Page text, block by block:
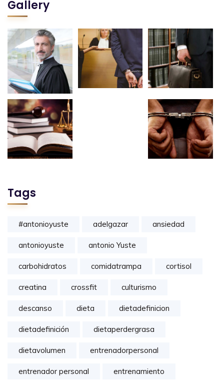
Gallery
Tags
#antonioyuste adelgazar ansiedad
antonioyuste antonio Yuste
carbohidratos comidatrampa cortisol
creatina crossfit culturismo
descanso dieta dietadefinicion
dietadefinición dietaperdergrasa
dietavolumen entrenadorpersonal
entrenador personal entrenamiento